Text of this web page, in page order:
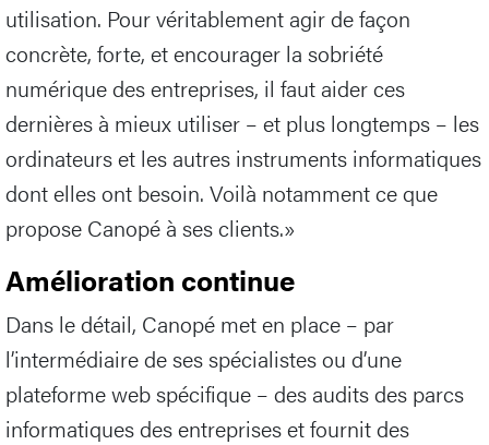
utilisation. Pour véritablement agir de façon
concrète, forte, et encourager la sobriété
numérique des entreprises, il faut aider ces
dernières à mieux utiliser – et plus longtemps – les
ordinateurs et les autres instruments informatiques
dont elles ont besoin. Voilà notamment ce que
propose Canopé à ses clients.»
Amélioration continue
Dans le détail, Canopé met en place – par
l’intermédiaire de ses spécialistes ou d’une
plateforme web spécifique – des audits des parcs
informatiques des entreprises et fournit des